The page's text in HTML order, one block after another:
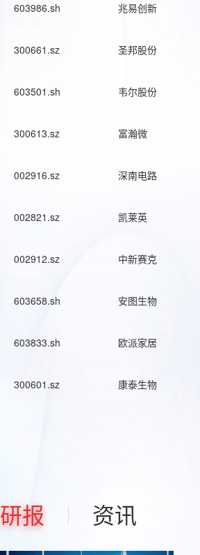
603986.sh 兆易创新
300661.sz 圣邦股份
603501.sh 韦尔股份
300613.sz 富瀚微
002916.sz 深南电路
002821.sz 凯莱英
002912.sz 中新赛克
603658.sh 安图生物
603833.sh 欧派家居
300601.sz 康泰生物
研报 资讯